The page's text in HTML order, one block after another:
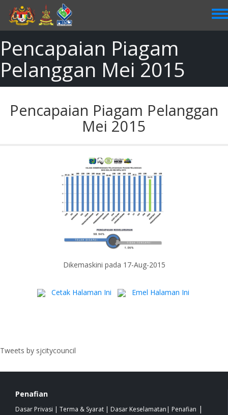
main
content
Pencapaian Piagam
Pelanggan Mei 2015
Pencapaian Piagam Pelanggan
Mei 2015
Dikemaskini pada 17-Aug-2015
Cetak Halaman Ini Emel Halaman Ini
Tweets by sjcitycouncil
Penafian
Dasar Privasi | Terma & Syarat | Dasar Keselamatan | Penafian |